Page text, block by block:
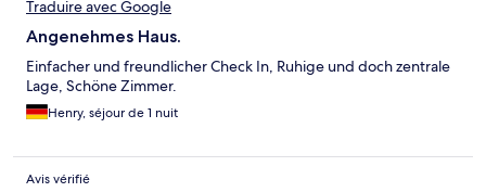
Traduire avec Google
Angenehmes Haus.
Einfacher und freundlicher Check In, Ruhige und doch zentrale
Lage, Schöne Zimmer.
Henry, séjour de 1 nuit
Avis vérifié